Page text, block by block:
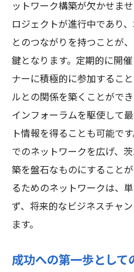
ットワーク構築が欠かせま
ロジェクトが進行中であり
とのつながりを持つことが
鍵となります。定期的に開
ナーに積極的に参加するこ
ルとの関係を築くことがで
インフォーラムを駆使して
ト情報を得ることも可能で
でのネットワークを広げ、
築を盤石なものにすること
るためのネットワークは、
ず、将来的なビジネスチャ
ます。
成功への第一歩とし